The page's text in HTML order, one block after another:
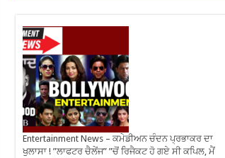
Entertainment News – ਕਮੇਡੀਅਨ ਚੰਦਨ ਪ੍ਰਭਾਕਰ ਦਾ
ਖੁਲਾਸਾ ! ”ਲਾਫਟਰ ਚੈਲੇਂਜ” ”ਚੋਂ ਰਿਜੈਕਟ ਹੋ ਗਏ ਸੀ ਕਪਿਲ, ਮੈਂ